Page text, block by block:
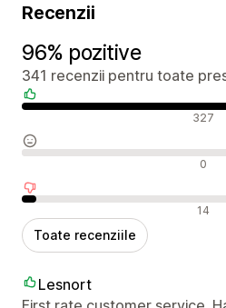
Recenzii
96% pozitive
341 recenzii pentru toate
Recenzii pozitive 327
Recenzii neutre 0
Recenzii negative 14
Toate recenziile
Lesnort